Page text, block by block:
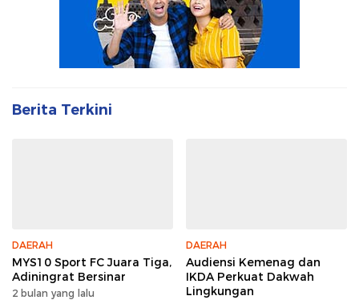
Berita Terkini
DAERAH
MYS10 Sport FC Juara Tiga,
Adiningrat Bersinar
2 bulan yang lalu
DAERAH
Audiensi Kemenag dan
IKDA Perkuat Dakwah
Lingkungan